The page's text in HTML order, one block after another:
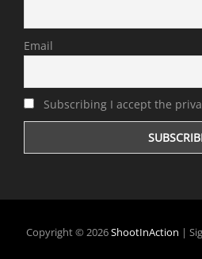
Email
Subscribing I accept the
Copyright © 2026ShootInAction |